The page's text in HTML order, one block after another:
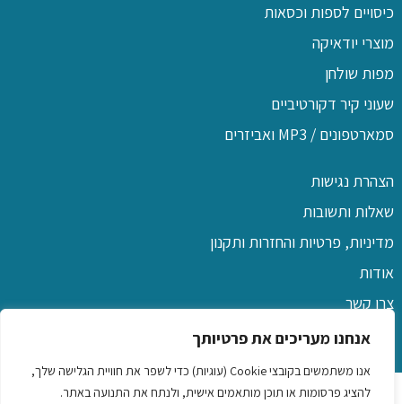
אנחנו מעריכים את פרטיותך
אנו משתמשים בקובצי Cookie (עוגיות) כדי לשפר את חוויית הגלישה שלך,
להציג פרסומות או תוכן מותאמים אישית, ולנתח את התנועה באתר.
כיסויים לספות וכסאות
מוצרי יודאיקה
מפות שולחן
שעוני קיר דקורטיביים
סמארטפונים / MP3 ואביזרים
הצהרת נגישות
שאלות ותשובות
מדיניות, פרטיות והחזרות ותקנון
אודות
צרו קשר
כל הזכויות שמורות לפו שם